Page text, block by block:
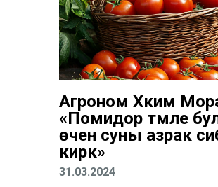
Агроном Хәким
«Помидор тәмле
өчен суны азрак
кирәк»
31.03.2024